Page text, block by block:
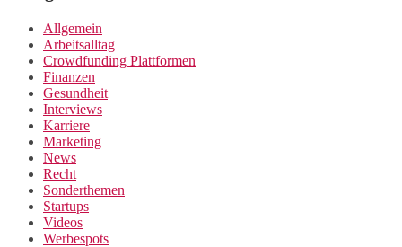
Allgemein
Arbeitsalltag
Crowdfunding Plattformen
Finanzen
Gesundheit
Interviews
Karriere
Marketing
News
Recht
Sonderthemen
Startups
Videos
Werbespots